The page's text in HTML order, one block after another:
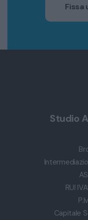
Fissa
Studio
RUI
Capitale